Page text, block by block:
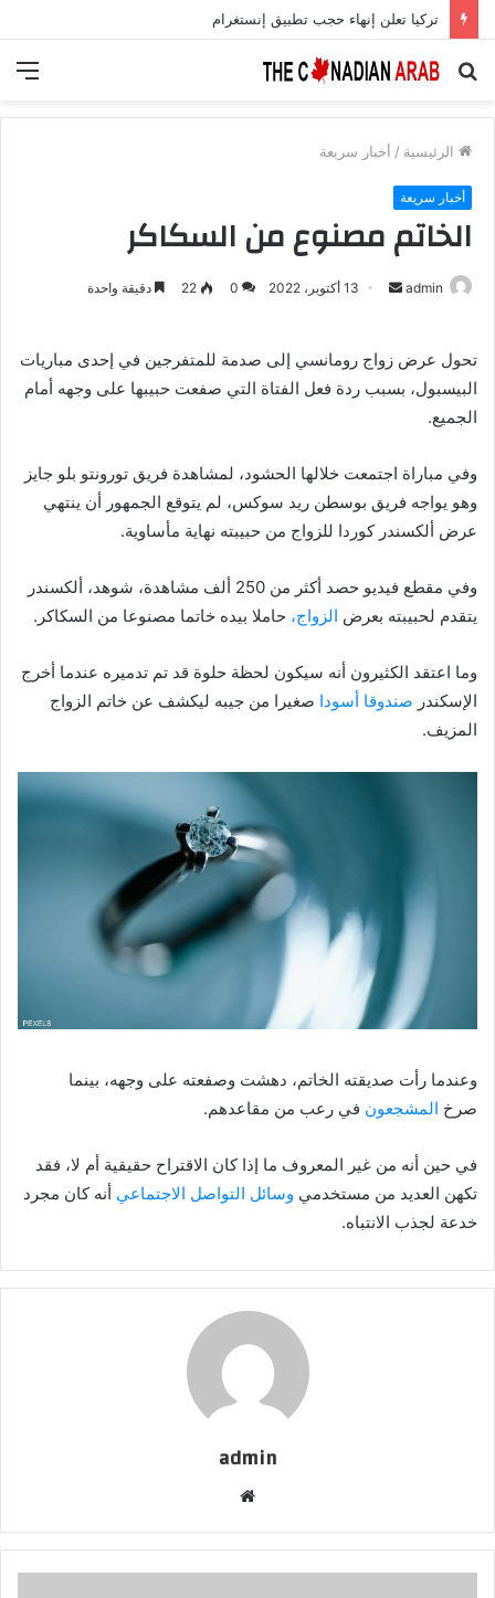
تركيا تعلن إنهاء حجب تطبيق إنستغرام
بحث
الرئيسية / أخبار سريعة
أخبار سريعة
الخاتم مصنوع من السكاكر
admin
أرسل 13 أكتوبر، 2022 0
22 دقيقة واحدة
تحول عرض زواج رومانسي إلى صدمة للمتفرجين في إحدى مباريات
البيسبول، بسبب ردة فعل الفتاة التي صفعت حبيبها على وجهه أمام
الجميع.
وفي مباراة اجتمعت خلالها الحشود، لمشاهدة فريق تورونتو بلو جايز
وهو يواجه فريق بوسطن ريد سوكس، لم يتوقع الجمهور أن ينتهي
عرض ألكسندر كوردا للزواج من حبيبته نهاية مأساوية.
وفي مقطع فيديو حصد أكثر من 250 ألف مشاهدة، شوهد، ألكسندر
يتقدم لحبيبته بعرض الزواج، حاملا بيده خاتما مصنوعا من السكاكر.
وما اعتقد الكثيرون أنه سيكون لحظة حلوة قد تم تدميره عندما أخرج
الإسكندر صندوقا أسودا صغيرا من جيبه ليكشف عن خاتم الزواج
المزيف.
وعندما رأت صديقته الخاتم، دهشت وصفعته على وجهه، بينما
صرخ المشجعون في رعب من مقاعدهم.
في حين أنه من غير المعروف ما إذا كان الاقتراح حقيقية أم لا، فقد
تكهن العديد من مستخدمي وسائل التواصل الاجتماعي أنه كان مجرد
خدعة لجذب الانتباه.
admin